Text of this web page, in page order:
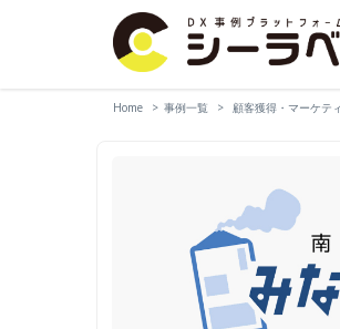
Home 事例一覧 顧客獲得・マーケテ